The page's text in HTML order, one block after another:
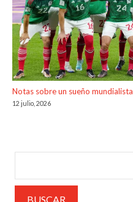
Notas sobre un sueño mundialista
12 julio, 2026